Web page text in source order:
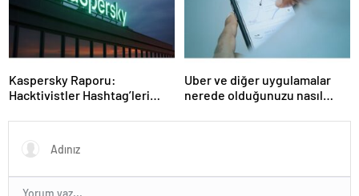
Kaspersky Raporu:
Hacktivistler Hashtag’leri
Kullanıyor, 2025’te
Saldırılarda DDoS Öne
Çıkıyor- Haber Şafak
Uber ve diğer uygulamalar
nerede olduğunuzu nasıl